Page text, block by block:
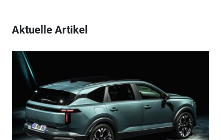
Aktuelle Artikel